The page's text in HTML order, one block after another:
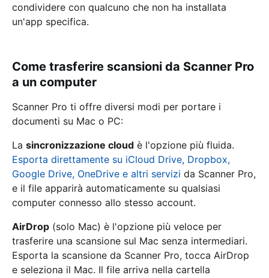
condividere con qualcuno che non ha installata
un'app specifica.
Come trasferire scansioni da Scanner Pro
a un computer
Scanner Pro ti offre diversi modi per portare i
documenti su Mac o PC:
La sincronizzazione cloud è l'opzione più fluida.
Esporta direttamente su iCloud Drive, Dropbox,
Google Drive, OneDrive e altri servizi da Scanner Pro,
e il file apparirà automaticamente su qualsiasi
computer connesso allo stesso account.
AirDrop (solo Mac) è l'opzione più veloce per
trasferire una scansione sul Mac senza intermediari.
Esporta la scansione da Scanner Pro, tocca AirDrop
e seleziona il Mac. Il file arriva nella cartella